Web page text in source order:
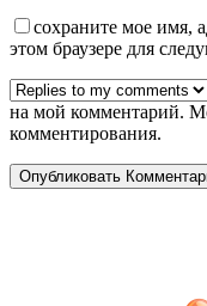
сохраните мое имя,
этом браузере для
на мой комментарий.
комментирования.